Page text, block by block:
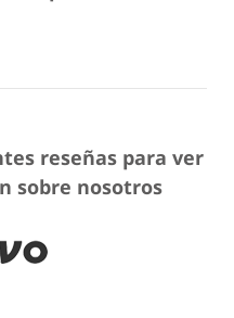
reseñas para ver
sobre nosotros